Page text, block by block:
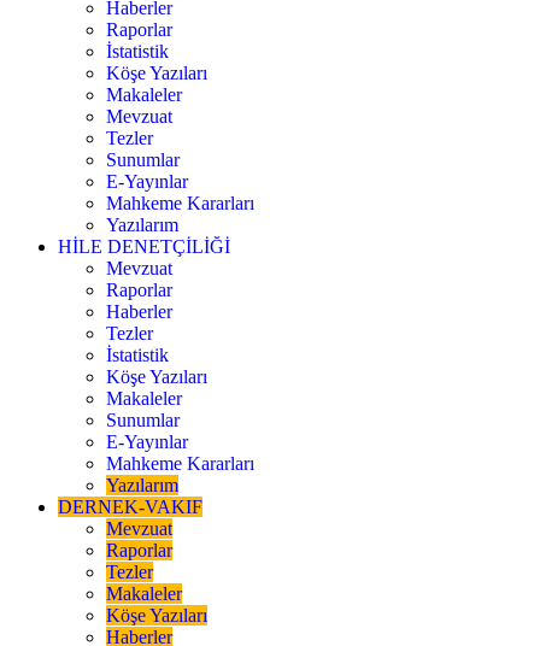
Haberler
Raporlar
İstatistik
Köşe Yazıları
Makaleler
Mevzuat
Tezler
Sunumlar
E-Yayınlar
Mahkeme Kararları
Yazılarım
HİLE DENETÇİLİĞİ
Mevzuat
Raporlar
Haberler
Tezler
İstatistik
Köşe Yazıları
Makaleler
Sunumlar
E-Yayınlar
Mahkeme Kararları
Yazılarım
DERNEK-VAKIF
Mevzuat
Raporlar
Tezler
Makaleler
Köşe Yazıları
Haberler